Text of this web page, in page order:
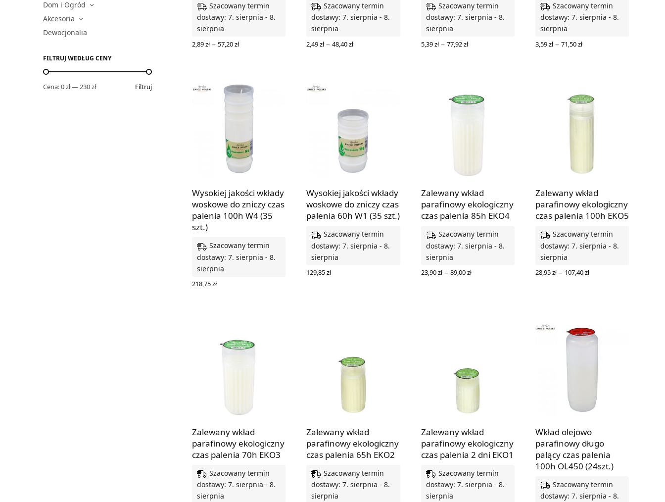
Dom i Ogród
Akcesoria
Dewocjonalia
FILTRUJ WEDŁUG CENY
Filtruj
Cena:0 zł—230 zł
Szacowany termin
dostawy: 7. sierpnia - 8.
sierpnia
2,89zł – 57,20złZakres
Szacowany termin
dostawy: 7. sierpnia - 8.
sierpnia
2,49zł – 48,40złZakres
Szacowany termin
dostawy: 7. sierpnia - 8.
sierpnia
5,39zł – 77,92złZakres
Szacowany termin
dostawy: 7. sierpnia - 8.
sierpnia
3,59zł – 71,50złZakres
Wysokiej jakości wkłady
woskowe do zniczy czas
palenia 100h W4 (35
szt.)
Szacowany termin
dostawy: 7. sierpnia - 8.
sierpnia
218,75zł
Wysokiej jakości wkłady
woskowe do zniczy czas
palenia 60h W1 (35 szt.)
Szacowany termin
dostawy: 7. sierpnia - 8.
sierpnia
129,85zł
Zalewany wkład
parafinowy ekologiczny
czas palenia 85h EKO4
Szacowany termin
dostawy: 7. sierpnia - 8.
sierpnia
23,90zł – 89,00złZakres
Zalewany wkład
parafinowy ekologiczny
czas palenia 100h EKO5
Szacowany termin
dostawy: 7. sierpnia - 8.
sierpnia
28,95zł – 107,40złZakres
Zalewany wkład
parafinowy ekologiczny
czas palenia 70h EKO3
Szacowany termin
dostawy: 7. sierpnia - 8.
sierpnia
Zalewany wkład
parafinowy ekologiczny
czas palenia 65h EKO2
Szacowany termin
dostawy: 7. sierpnia - 8.
sierpnia
Zalewany wkład
parafinowy ekologiczny
czas palenia 2 dni EKO1
Szacowany termin
dostawy: 7. sierpnia - 8.
sierpnia
Wkład olejowo
parafinowy długo
palący czas palenia
100h OL450 (24szt.)
Szacowany termin
dostawy: 7. sierpnia - 8.